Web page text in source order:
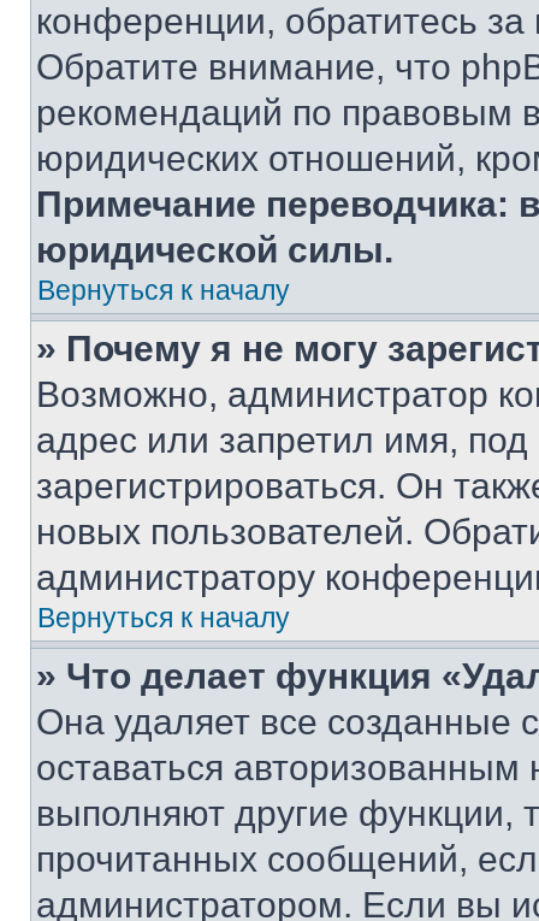
конференции, обратитесь
Обратите внимание, что
рекомендаций по правовым
юридических отношений,
Примечание переводчика:
юридической силы.
Вернуться к началу
» Почему я не могу
Возможно, администратор
адрес или запретил имя,
зарегистрироваться. Он
новых пользователей.
администратору
Вернуться к началу
» Что делает функция
Она удаляет все созданные
оставаться
выполняют другие функции,
прочитанных сообщений,
администратором. Если вы